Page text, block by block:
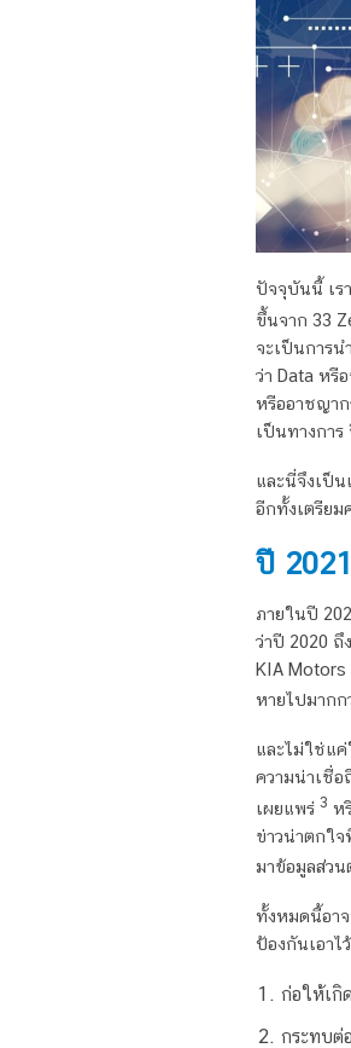
ปัจจุบันนี้ เร
ขึ้นจาก 33
จะเป็นการน
ว่า Data หรื
หรืออาชญาก
เป็นทางการ
และนี่จึงเป็
อีกทั้งเตรียม
ปี
ภายในปี
ว่าปี 2020 ถึ
KIA Motors
หายไปมากก
และไม่ใช่แ
ความน่าเชื่อ
เผยแพร่ 3 ห
ข่าวน่าตกใจ
มาข้อมูลส่วน
ทั้งหมดนี้อา
ป้องกันเอาไ
ก่อให้เกิ
กระทบต่